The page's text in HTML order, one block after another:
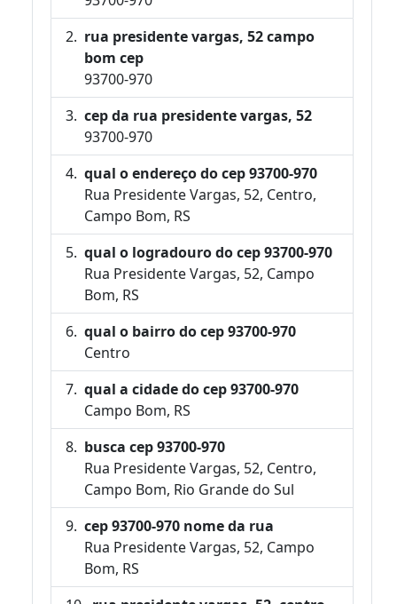
rua presidente vargas, 52 campo
bom cep
93700-970
cep da rua presidente vargas, 52
93700-970
qual o endereço do cep 93700-970
Rua Presidente Vargas, 52, Centro,
Campo Bom, RS
qual o logradouro do cep 93700-970
Rua Presidente Vargas, 52, Campo
Bom, RS
qual o bairro do cep 93700-970
Centro
qual a cidade do cep 93700-970
Campo Bom, RS
busca cep 93700-970
Rua Presidente Vargas, 52, Centro,
Campo Bom, Rio Grande do Sul
cep 93700-970 nome da rua
Rua Presidente Vargas, 52, Campo
Bom, RS